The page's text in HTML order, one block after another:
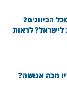
הכיוונים?
לישראל? לראות
מכה אנושה?